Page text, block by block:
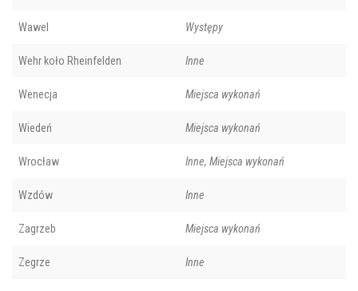
Wawel Występy
Wehr koło Rheinfelden Inne
Wenecja Miejsca wykonań
Wiedeń Miejsca wykonań
Wrocław Inne, Miejsca wykonań
Wzdów Inne
Zagrzeb Miejsca wykonań
Zegrze Inne